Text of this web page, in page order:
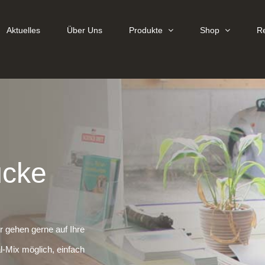
Aktuelles Über Uns Produkte Shop
gehen gerne auf Ihre
Mix möglich, einfach